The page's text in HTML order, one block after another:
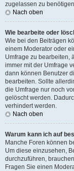
zugelassen zu
Nach oben
Wie bearbeite oder
Wie bei den Beiträgen
einem Moderator oder
Umfrage zu bearbeiten,
immer mit der Umfrage
dann können Benutzer
bearbeiten. Sollte
die Umfrage nur noch
gelöscht werden.
verhindert werden.
Nach oben
Warum kann ich auf
Manche Foren können
Um diese einzusehen,
durchzuführen,
Fragen Sie einen